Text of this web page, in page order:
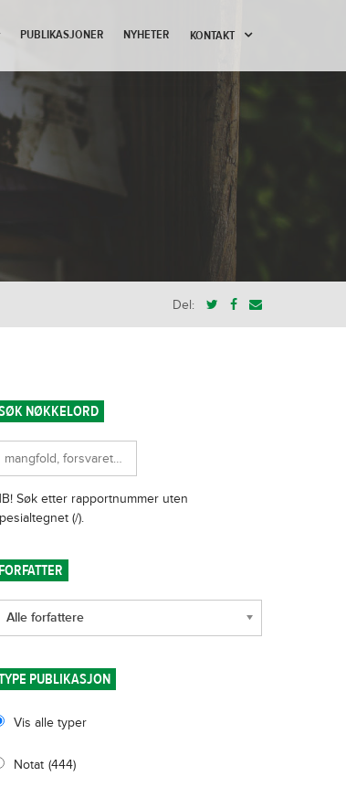
PUBLIKASJONER NYHETER KONTAKT
Del:
NØKKELORD
FORFATTER
Alle forfattere
PUBLIKASJON
Vis alle typer
Notat (444)